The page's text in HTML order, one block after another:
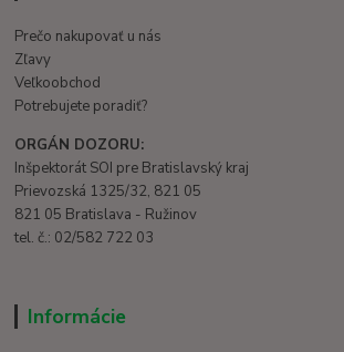
Prečo nakupovať u nás
Zľavy
Veľkoobchod
Potrebujete poradiť?
ORGÁN DOZORU:
Inšpektorát SOI pre Bratislavský kraj
Prievozská 1325/32, 821 05
821 05 Bratislava - Ružinov
tel. č.: 02/582 722 03
Informácie